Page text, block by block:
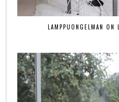
LAMPPUONGELMAN ON